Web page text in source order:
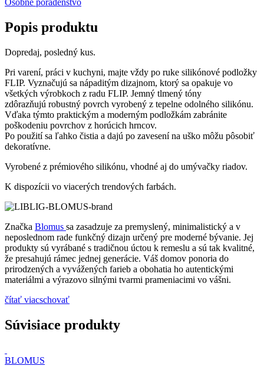
Osobné poradenstvo
Popis produktu
Dopredaj, posledný kus.
Pri varení, práci v kuchyni, majte vždy po ruke silikónové podložky
FLIP. Vyznačujú sa nápaditým dizajnom, ktorý sa opakuje vo
všetkých výrobkoch z radu FLIP. Jemný tlmený tóny
zdôrazňujú robustný povrch vyrobený z tepelne odolného silikónu.
Vďaka týmto praktickým a moderným podložkám zabránite
poškodeniu povrchov z horúcich hrncov.
Po použití sa ľahko čistia a dajú po zavesení na uško môžu pôsobiť
dekoratívne.
Vyrobené z prémiového silikónu, vhodné aj do umývačky riadov.
K dispozícii vo viacerých trendových farbách.
Značka Blomus sa zasadzuje za premyslený, minimalistický a v
neposlednom rade funkčný dizajn určený pre moderné bývanie. Jej
produkty sú vyrábané s tradičnou úctou k remeslu a sú tak kvalitné,
že presahujú rámec jednej generácie. Váš domov ponoria do
prirodzených a vyvážených farieb a obohatia ho autentickými
materiálmi a výrazovo silnými tvarmi prameniacimi vo vášni.
čítať viacschovať
Súvisiace produkty
BLOMUS